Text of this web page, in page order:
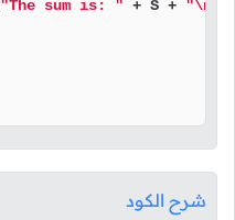
"The sum is: " + S + "\n"
شرح الكود